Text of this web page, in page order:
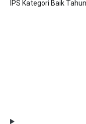
IPS Kategori Baik